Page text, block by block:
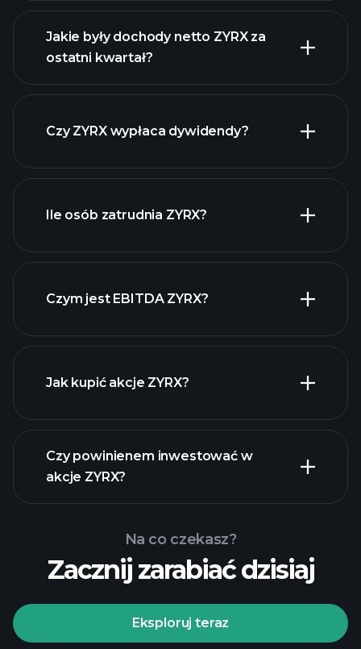
zysków ZYRX
Jakie były dochody netto ZYRX za
ostatni kwartał?
raporty finansowe ZYRX
Czy ZYRX wypłaca dywidendy?
Ile osób zatrudnia ZYRX?
Czym jest EBITDA ZYRX?
raporty finansowe
Jak kupić akcje ZYRX?
Turniejach
Czy powinienem inwestować w
akcje ZYRX?
Na co czekasz?
Zacznij zarabiać dzisiaj
Eksploruj teraz